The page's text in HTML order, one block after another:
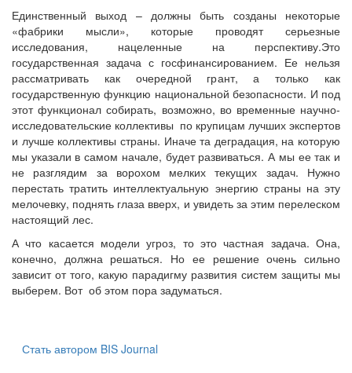
Единственный выход – должны быть созданы некоторые
«фабрики мысли», которые проводят серьезные
исследования, нацеленные на перспективу.Это
государственная задача с госфинансированием. Ее нельзя
рассматривать как очередной грант, а только как
государственную функцию национальной безопасности. И под
этот функционал собирать, возможно, во временные научно-
исследовательские коллективы по крупицам лучших экспертов
и лучше коллективы страны. Иначе та деградация, на которую
мы указали в самом начале, будет развиваться. А мы ее так и
не разглядим за ворохом мелких текущих задач. Нужно
перестать тратить интеллектуальную энергию страны на эту
мелочевку, поднять глаза вверх, и увидеть за этим перелеском
настоящий лес.
А что касается модели угроз, то это частная задача. Она,
конечно, должна решаться. Но ее решение очень сильно
зависит от того, какую парадигму развития систем защиты мы
выберем. Вот об этом пора задуматься.
Стать автором BIS Journal